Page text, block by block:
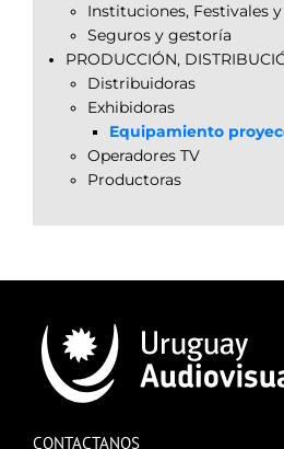
Instituciones, Festivales
Seguros y gestoría
PRODUCCIÓN,
Distribuidoras
Exhibidoras
Equipamiento
Operadores TV
Productoras
CONTACTANOS